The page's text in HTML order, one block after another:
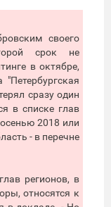
своего
срок не
в октябре,
сразу один
в списке глав
2018 или
- в перечне
регионов, в
относятся к